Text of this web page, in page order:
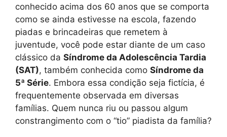
conhecido acima dos 60 anos que se comporta
como se ainda estivesse na escola, fazendo
piadas e brincadeiras que remetem à
juventude, você pode estar diante de um caso
clássico da Síndrome da Adolescência Tardia
(SAT), também conhecida como Síndrome da
5ª Série. Embora essa condição seja fictícia, é
frequentemente observada em diversas
famílias. Quem nunca riu ou passou algum
constrangimento com o “tio” piadista da família?